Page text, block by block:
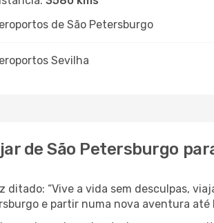
de São Petersburgo
Sevilha
de São Petersburgo
ditado: “Vive a vida sem desculpas,
e partir numa nova aventura até